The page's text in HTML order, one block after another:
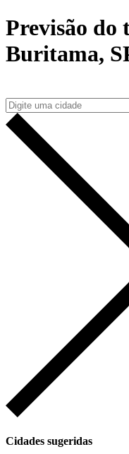
Previsão do
Buritama,
Cidades sugeridas